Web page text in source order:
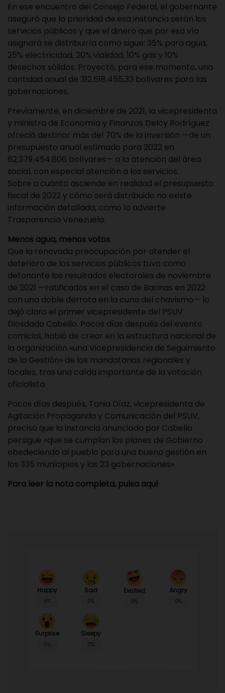
En ese encuentro del Consejo Federal, el gobernante
aseguró que la prioridad de esa instancia serán los
servicios públicos y que el dinero que por esa vía
asignará se distribuiría como sigue: 35% para agua,
25% electricidad, 20% vialidad, 10% gas y 10%
desechos sólidos. Proyectó, para ese momento, una
cantidad anual de 312.518.455,33 bolívares para las
gobernaciones.
Previamente, en diciembre de 2021, la vicepresidenta
y ministra de Economía y Finanzas Delcy Rodríguez
ofreció destinar más del 70% de la inversión —de un
presupuesto anual estimado para 2022 en
62.379.454.806 bolívares— a la atención del área
social, con especial atención a los servicios.
Sobre a cuánto asciende en realidad el presupuesto
fiscal de 2022 y cómo será distribuido no existe
información detallada, como lo advierte
Trasparencia Venezuela.
Menos agua, menos votos
Que la renovada preocupación por atender el
deterioro de los servicios públicos tuvo como
detonante los resultados electorales de noviembre
de 2021 —ratificados en el caso de Barinas en 2022
con una doble derrota en la cuna del chavismo— lo
dejó claro el primer vicepresidente del PSUV
Diosdado Cabello. Pocos días después del evento
comicial, habló de crear en la estructura nacional de
la organización «una Vicepresidencia de Seguimiento
de la Gestión» de los mandatarios regionales y
locales, tras una caída importante de la votación
oficialista.
Pocos días después, Tania Díaz, vicepresidenta de
Agitación Propaganda y Comunicación del PSUV,
precisó que la instancia anunciada por Cabello
persigue «que se cumplan los planes de Gobierno
obedeciendo al pueblo para una buena gestión en
los 335 municipios y las 23 gobernaciones»
Para leer la nota completa, pulsa aquí
Happy
0%
Sad
0%
Excited
0%
Angry
0%
Surprise
0%
Sleepy
0%